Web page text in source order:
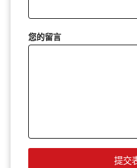
您的留言